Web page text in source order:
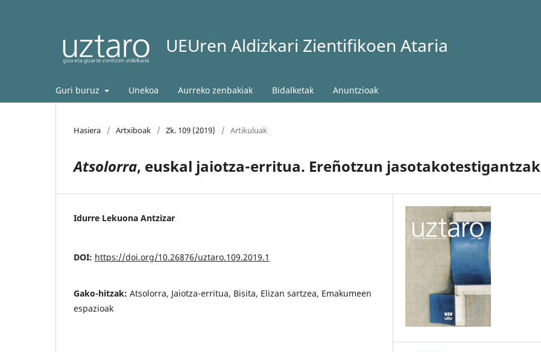
UEUren Aldizkari Zientifikoen Ataria
Guri buruz Unekoa Aurreko zenbakiak Bidalketak Anuntzioak
Hasiera / Artxiboak / Zk. 109 (2019) / Artikuluak
Atsolorra, euskal jaiotza-erritua. Ereñotzun jasotakotestigantzak
Idurre Lekuona Antzizar
DOI: https://doi.org/10.26876/uztaro.109.2019.1
Gako-hitzak: Atsolorra, Jaiotza-erritua, Bisita, Elizan sartzea, Emakumeen
espazioak